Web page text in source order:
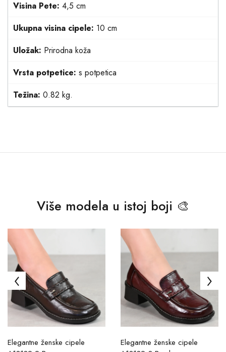
Visina Pete: 4,5 cm
Ukupna visina cipele: 10 cm
Uložak: Prirodna koža
Vrsta potpetice: s potpetica
Težina: 0.82 kg.
Više modela u istoj boji 🎨
Elegantne ženske cipele
Elegantne ženske cipele